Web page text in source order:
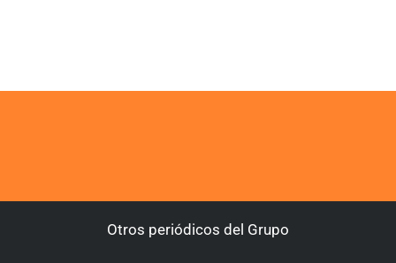
Otros periódicos del Grupo